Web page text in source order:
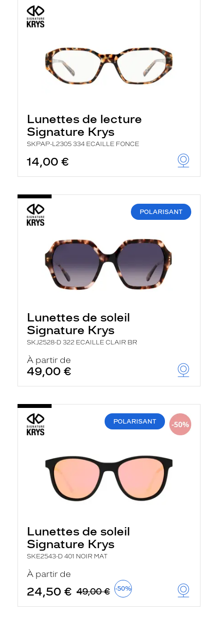
Lunettes de lecture
Signature Krys
SKPAP-L2305 334 ECAILLE FONCE
14,00 €
POLARISANT
Lunettes de soleil
Signature Krys
SKJ2528-D 322 ECAILLE CLAIR BR
À partir de
49,00 €
POLARISANT
Lunettes de soleil
Signature Krys
SKE2543-D 401 NOIR MAT
À partir de
24,50 € 49,00 € -50%